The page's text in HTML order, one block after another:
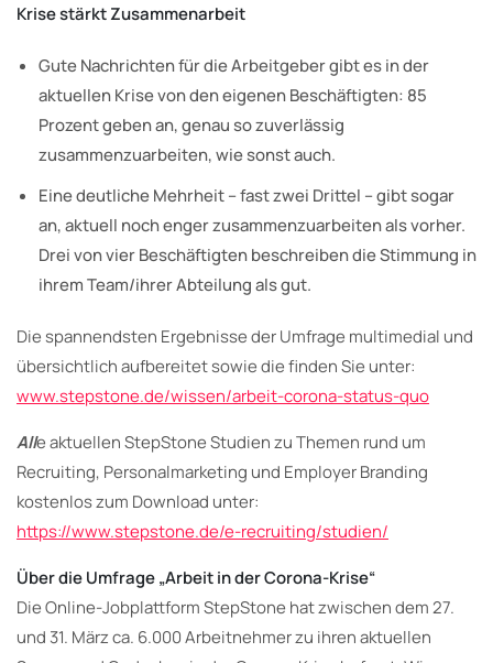
Krise stärkt Zusammenarbeit
Gute Nachrichten für die Arbeitgeber gibt es in der
aktuellen Krise von den eigenen Beschäftigten: 85
Prozent geben an, genau so zuverlässig
zusammenzuarbeiten, wie sonst auch.
Eine deutliche Mehrheit – fast zwei Drittel – gibt sogar
an, aktuell noch enger zusammenzuarbeiten als vorher.
Drei von vier Beschäftigten beschreiben die Stimmung in
ihrem Team/ihrer Abteilung als gut.
Die spannendsten Ergebnisse der Umfrage multimedial und
übersichtlich aufbereitet sowie die finden Sie unter:
www.stepstone.de/wissen/arbeit-corona-status-quo
Alle aktuellen StepStone Studien zu Themen rund um
Recruiting, Personalmarketing und Employer Branding
kostenlos zum Download unter:
https://www.stepstone.de/e-recruiting/studien/
Über die Umfrage „Arbeit in der Corona-Krise“
Die Online-Jobplattform StepStone hat zwischen dem 27.
und 31. März ca. 6.000 Arbeitnehmer zu ihren aktuellen